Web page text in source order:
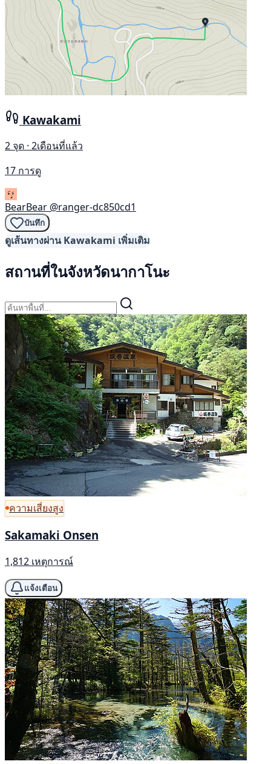
Kawakami
2 จุด · 2เดือนที่แล้ว
17 การดู
BearBear @ranger-dc850cd1
บันทึก
ดูเส้นทางผ่าน Kawakami เพิ่มเติม
สถานที่ในจังหวัดนากาโนะ
ความเสี่ยงสูง
Sakamaki Onsen
1,812 เหตุการณ์
แจ้งเตือน